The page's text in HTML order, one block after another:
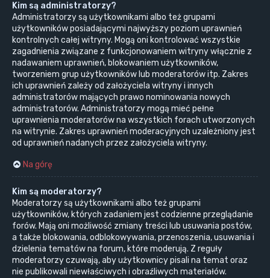
Kim są administratorzy?
Administratorzy są użytkownikami albo też grupami
użytkowników posiadającymi najwyższy poziom uprawnień
kontrolnych całej witryny. Mogą oni kontrolować wszystkie
zagadnienia związane z funkcjonowaniem witryny włącznie z
nadawaniem uprawnień, blokowaniem użytkowników,
tworzeniem grup użytkowników lub moderatorów itp. Zakres
ich uprawnień zależy od założyciela witryny i innych
administratorów mających prawo nominowania nowych
administratorów. Administratorzy mogą mieć pełne
uprawnienia moderatorów na wszystkich forach utworzonych
na witrynie. Zakres uprawnień moderacyjnych uzależniony jest
od uprawnień nadanych przez założyciela witryny.
Na górę
Kim są moderatorzy?
Moderatorzy są użytkownikami albo też grupami
użytkowników, których zadaniem jest codzienne przeglądanie
forów. Mają oni możliwość zmiany treści lub usuwania postów,
a także blokowania, odblokowywania, przenoszenia, usuwania i
dzielenia tematów na forum, które moderują. Z reguły
moderatorzy czuwają, aby użytkownicy pisali na temat oraz
nie publikowali niewłaściwych i obraźliwych materiałów.